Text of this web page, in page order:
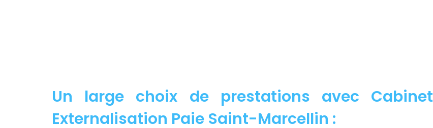
Un large choix de prestations avec Cabinet
Externalisation Paie Saint-Marcellin :